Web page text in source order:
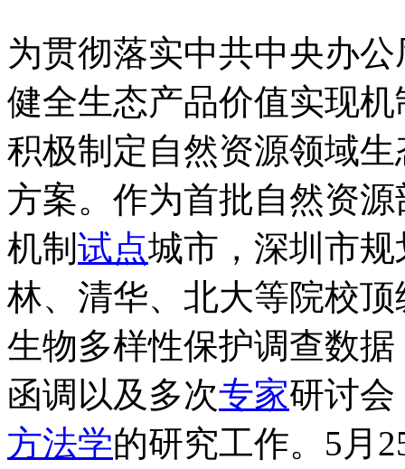
为贯彻落实中共中央办
健全生态产品价值实现
积极制定自然资源领域
方案。作为首批自然资
机制 试点城市，深圳市
林、清华、北大等院校顶
生物多样性保护调查数
函调以及多次专家研讨会
方法学的研究工作。5月